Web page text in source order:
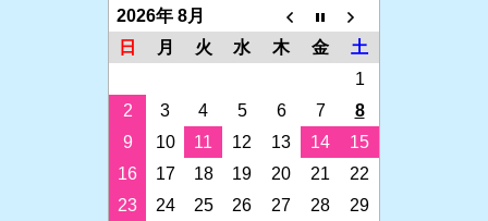
2026年 8月
日
月 火 水 木 金
土
1
2
3 4 5 6 7
8
9
10 11 12 13 14
15
16
17 18 19 20 21
22
23
24 25 26 27 28
29